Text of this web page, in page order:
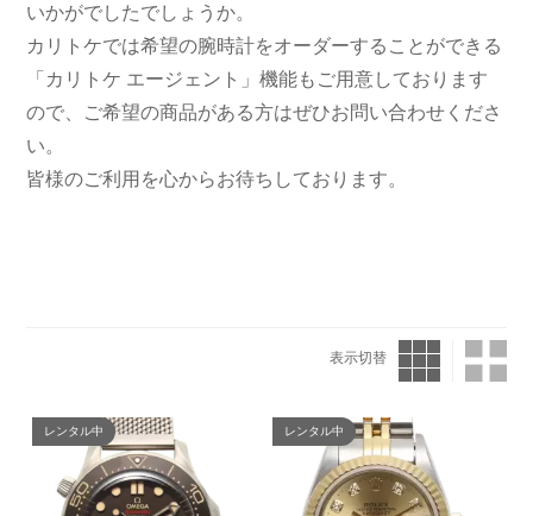
いかがでしたでしょうか。
カリトケでは希望の腕時計をオーダーすることができる
「カリトケ エージェント」機能もご用意しております
ので、ご希望の商品がある方はぜひお問い合わせくださ
い。
皆様のご利用を心からお待ちしております。
表示切替
レンタル中 レンタル中